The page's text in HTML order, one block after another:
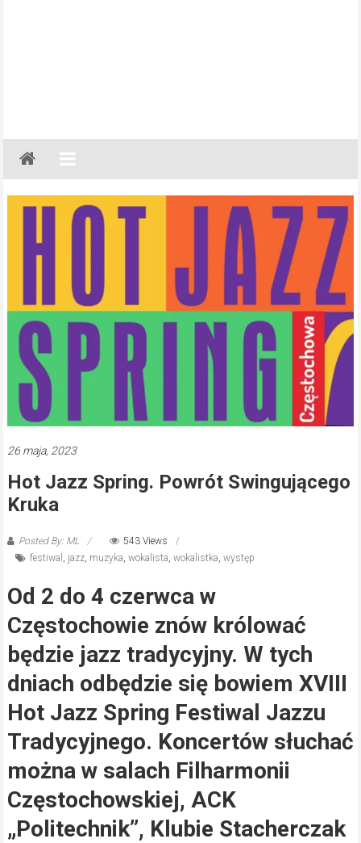
Gazeta
Regionalna
Częstochowa,
Myszków
26 maja, 2023
Hot Jazz Spring. Powrót Swingującego
Kruka
Posted By: ML
543 Views
festiwal
jazz, muzyka wokalista wokalistka występ
Od 2 do 4 czerwca w
Częstochowie znów królować
będzie jazz tradycyjny. W tych
dniach odbędzie się bowiem XVIII
Hot Jazz Spring Festiwal Jazzu
Tradycyjnego. Koncertów słuchać
można w salach Filharmonii
Częstochowskiej, ACK
„Politechnik”, Klubie Stacherczak